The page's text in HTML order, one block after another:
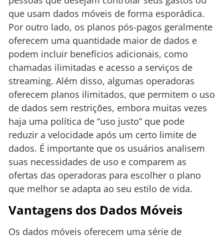
que usam dados móveis de forma esporádica.
Por outro lado, os planos pós-pagos geralmente
oferecem uma quantidade maior de dados e
podem incluir benefícios adicionais, como
chamadas ilimitadas e acesso a serviços de
streaming. Além disso, algumas operadoras
oferecem planos ilimitados, que permitem o uso
de dados sem restrições, embora muitas vezes
haja uma política de “uso justo” que pode
reduzir a velocidade após um certo limite de
dados. É importante que os usuários analisem
suas necessidades de uso e comparem as
ofertas das operadoras para escolher o plano
que melhor se adapta ao seu estilo de vida.
Vantagens dos Dados Móveis
Os dados móveis oferecem uma série de